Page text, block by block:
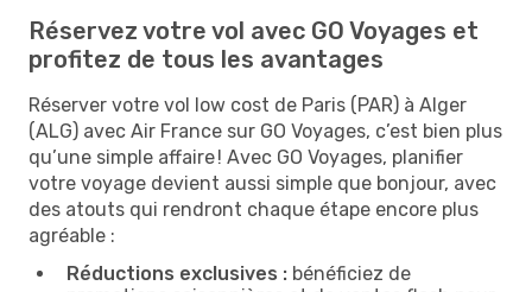
Réservez votre vol avec GO Voyages et
profitez de tous les avantages
Réserver votre vol low cost de Paris (PAR) à Alger
(ALG) avec Air France sur GO Voyages, c’est bien plus
qu’une simple affaire ! Avec GO Voyages, planifier
votre voyage devient aussi simple que bonjour, avec
des atouts qui rendront chaque étape encore plus
agréable :
Réductions exclusives : bénéficiez de